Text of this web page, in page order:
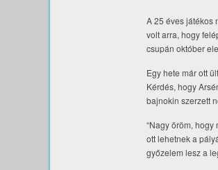
A 25 éves játékos
volt arra, hogy
csupán október
Egy hete már ott
Kérdés, hogy
bajnokin szerzett
“Nagy öröm,
ott lehetnek a
győzelem lesz a